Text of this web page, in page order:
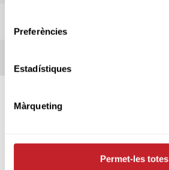
Preferències
Estadístiques
Màrqueting
Permet-les totes